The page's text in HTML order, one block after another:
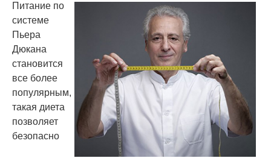
Питание по
системе
Пьера
Дюкана
становится
все более
популярным,
такая диета
позволяет
безопасно